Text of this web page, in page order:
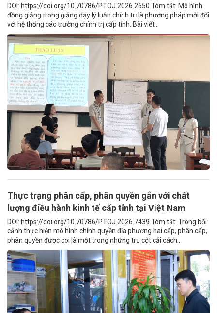
DOI: https://doi.org/10.70786/PTOJ.2026.2650 Tóm tắt: Mô hình
đồng giảng trong giảng dạy lý luận chính trị là phương pháp mới đối
với hệ thống các trường chính trị cấp tỉnh. Bài viết...
Thực trạng phân cấp, phân quyền gắn với chất
lượng điều hành kinh tế cấp tỉnh tại Việt Nam
DOI: https://doi.org/10.70786/PTOJ.2026.7439 Tóm tắt: Trong bối
cảnh thực hiện mô hình chính quyền địa phương hai cấp, phân cấp,
phân quyền được coi là một trong những trụ cột cải cách...